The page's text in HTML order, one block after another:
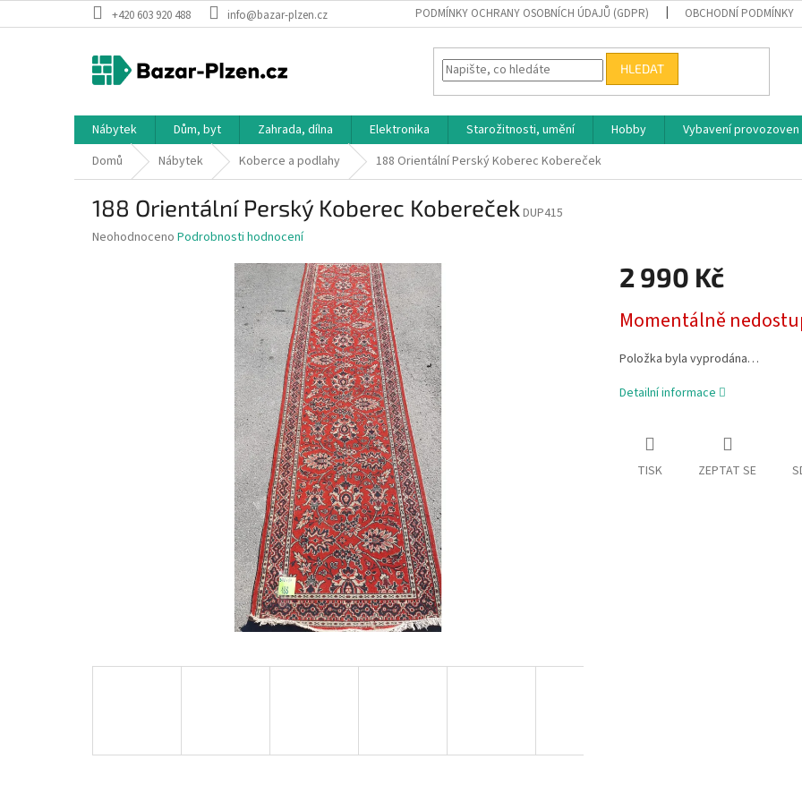
na
+420 603 920 488 info@bazar-plzen.cz PODMÍNKY OCHRANY OSOBNÍCH ÚDAJŮ (GDPR) OBCHODNÍ PODMÍNKY
HLEDAT
Nábytek Dům, byt Zahrada, dílna Elektronika Starožitnosti, umění Hobby Vybavení provozoven
Domů
Nábytek Koberce a podlahy 188 Orientální Perský Koberec Kobereček
188 Orientální Perský Koberec Kobereček DUP415
Průměrné
Neohodnoceno Podrobnosti hodnocení
2 990 Kč
cena:
Momentálně
Položka byla vyprodána…
Detailní informace
TISK ZEPTAT SE